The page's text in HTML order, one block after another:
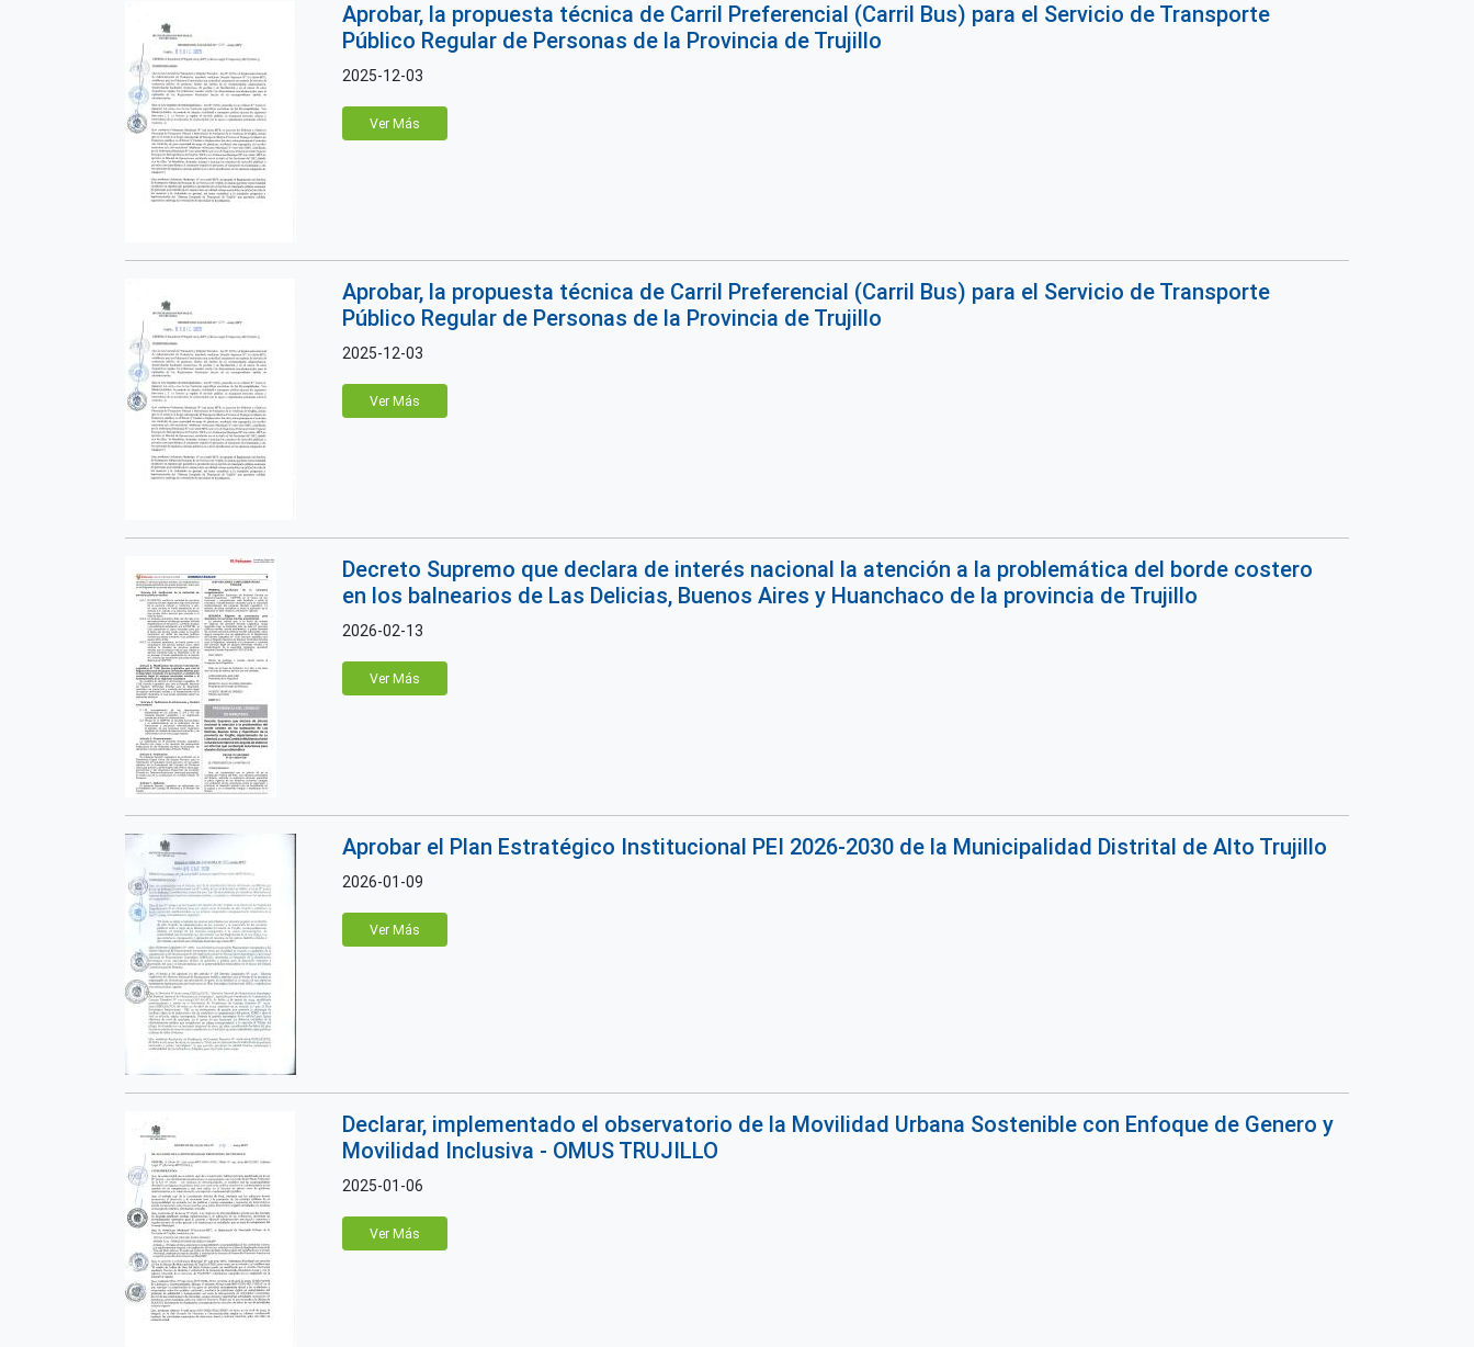
Aprobar, la propuesta técnica de Carril Preferencial (Carril Bus) para el Servicio de Transporte
Público Regular de Personas de la Provincia de Trujillo
2025-12-03
Ver Más
Aprobar, la propuesta técnica de Carril Preferencial (Carril Bus) para el Servicio de Transporte
Público Regular de Personas de la Provincia de Trujillo
2025-12-03
Ver Más
Decreto Supremo que declara de interés nacional la atención a la problemática del borde costero
en los balnearios de Las Delicias, Buenos Aires y Huanchaco de la provincia de Trujillo
2026-02-13
Ver Más
Aprobar el Plan Estratégico Institucional PEI 2026-2030 de la Municipalidad Distrital de Alto Trujillo
2026-01-09
Ver Más
Declarar, implementado el observatorio de la Movilidad Urbana Sostenible con Enfoque de Genero y
Movilidad Inclusiva - OMUS TRUJILLO
2025-01-06
Ver Más